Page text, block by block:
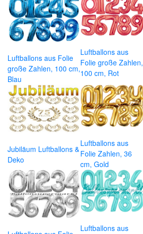
Luftballons aus Folie
große Zahlen, 100 cm,
Blau
Luftballons aus
Folie große Zahlen,
100 cm, Rot
Jubiläum Luftballons &
Deko
Luftballons aus
Folie Zahlen, 36
cm, Gold
Luftballons aus